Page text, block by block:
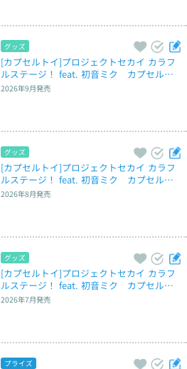
グッズ
[カプセルトイ]プロジェクトセカイ カラフ
ルステージ！ feat. 初音ミク　カプセルア
クリルマグネット　Vol.3
2026年9月発売
グッズ
[カプセルトイ]プロジェクトセカイ カラフ
ルステージ！ feat. 初音ミク　カプセルア
クリルマグネット　Vol.2
2026年8月発売
グッズ
[カプセルトイ]プロジェクトセカイ カラフ
ルステージ！ feat. 初音ミク　カプセルア
クリルマグネット　Vol.1
2026年7月発売
プライズ